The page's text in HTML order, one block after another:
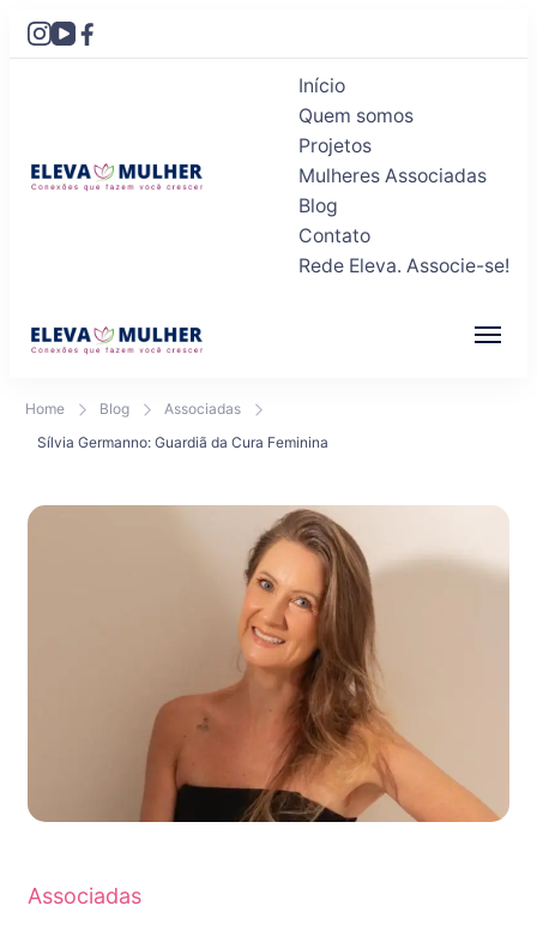
Eleva Mulher
Conexões que fazem você crescer
Início
Quem somos
Projetos
Mulheres Associadas
Blog
Contato
Rede Eleva. Associe-se!
Home Blog
Associadas
Sílvia Germanno: Guardiã da Cura Feminina
Associadas